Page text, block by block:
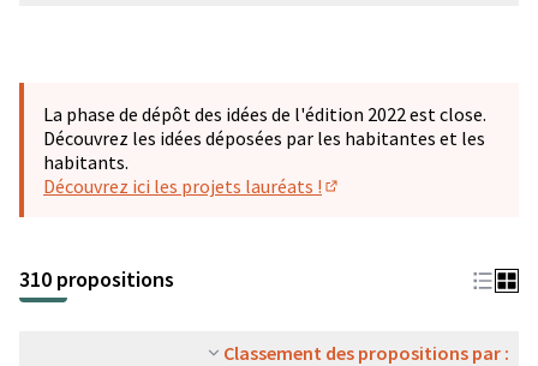
La phase de dépôt des idées de l'édition 2022 est close.
Découvrez les idées déposées par les habitantes et les
habitants.
Découvrez ici les projets lauréats !
310 propositions
Classement des propositions par :